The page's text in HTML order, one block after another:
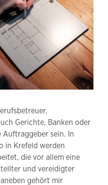
Gerichte, Banken oder
sein. In
in Krefeld werden
die vor allem eine
und vereidigter
gehört mir